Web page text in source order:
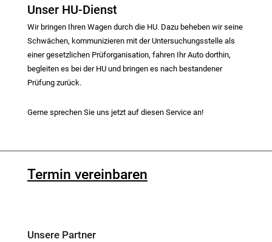
Unser HU-Dienst
Wir bringen Ihren Wagen durch die HU. Dazu beheben wir seine
Schwächen, kommunizieren mit der Untersuchungsstelle als
einer gesetzlichen Prüforganisation, fahren Ihr Auto dorthin,
begleiten es bei der HU und bringen es nach bestandener
Prüfung zurück.
Gerne sprechen Sie uns jetzt auf diesen Service an!
Termin vereinbaren
Unsere Partner